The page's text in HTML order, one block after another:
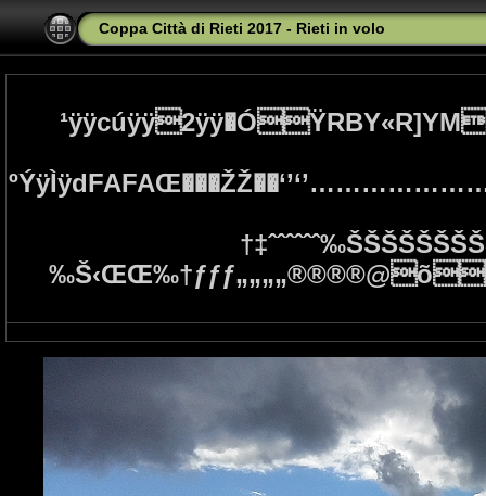
Coppa Città di Rieti 2017 - Rieti in volo